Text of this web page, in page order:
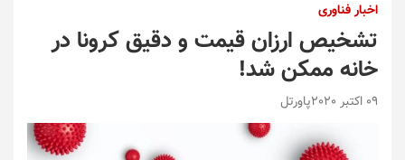
اخبار فناوری
تشخیص ارزان قیمت و دقیق کرونا در
خانه ممکن شد!
09 اکتبر 2020 پاورتل